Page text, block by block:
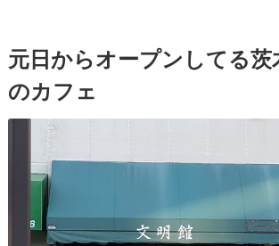
元日からオープンしてる茨
のカフェ